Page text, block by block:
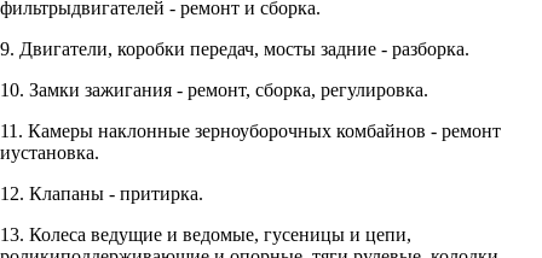
фильтрыдвигателей - ремонт и сборка.
9. Двигатели, коробки передач, мосты задние - разборка.
10. Замки зажигания - ремонт, сборка, регулировка.
11. Камеры наклонные зерноуборочных комбайнов - ремонт
иустановка.
12. Клапаны - притирка.
13. Колеса ведущие и ведомые, гусеницы и цепи,